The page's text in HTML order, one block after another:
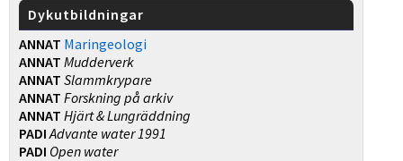
Dykutbildningar
ANNAT Maringeologi
ANNAT Mudderverk
ANNAT Slammkrypare
ANNAT Forskning på arkiv
ANNAT Hjärt & Lungräddning
PADI Advante water 1991
PADI Open water